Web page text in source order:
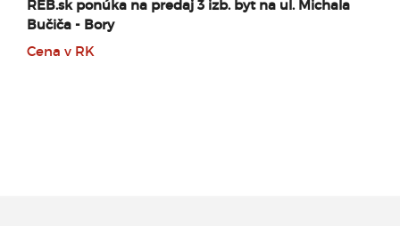
REB.sk ponúka na predaj 3 izb. byt na ul. Michala
Bučiča - Bory
Cena v RK